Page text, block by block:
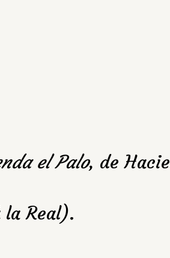
el Palo, de
la Real).